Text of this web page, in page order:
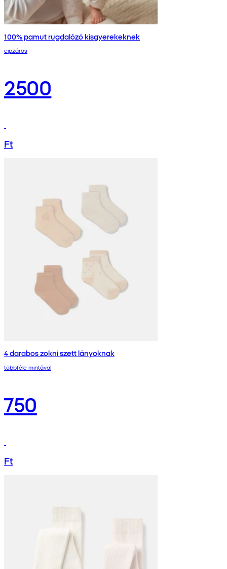
100% pamut rugdalózó kisgyerekeknek
cipzáros
2500
Ft
4 darabos zokni szett lányoknak
többféle mintával
750
Ft